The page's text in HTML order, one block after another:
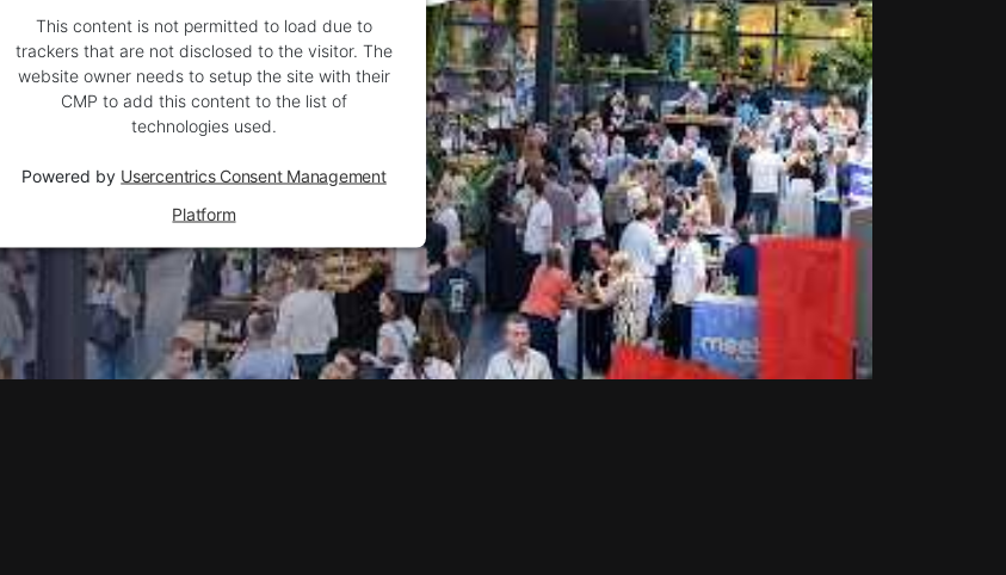
This content is not permitted to load due to
trackers that are not disclosed to the visitor. The
website owner needs to setup the site with their
CMP to add this content to the list of
technologies used.
Powered by Usercentrics Consent Management
Platform